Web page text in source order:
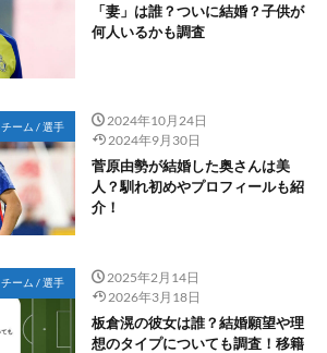
「妻」は誰？ついに結婚？子供が
何人いるかも調査
チーム / 選手
2024年10月24日
2024年9月30日
菅原由勢が結婚した奥さんは美
人？馴れ初めやプロフィールも紹
介！
チーム / 選手
2025年2月14日
2026年3月18日
板倉滉の彼女は誰？結婚願望や理
想のタイプについても調査！移籍